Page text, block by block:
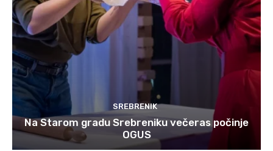
SREBRENIK
Na Starom gradu Srebreniku večeras počinje
OGUS